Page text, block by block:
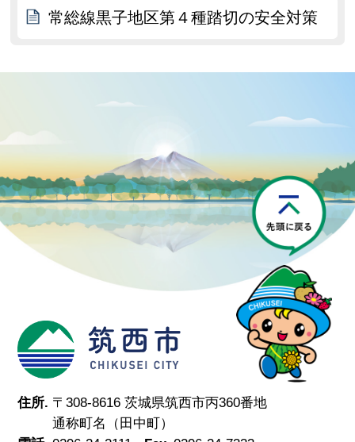
常総線黒子地区第４種踏切の安全対策
筑西市
住所. 〒308-8616 茨城県筑西市丙360番地
通称町名（田中町）